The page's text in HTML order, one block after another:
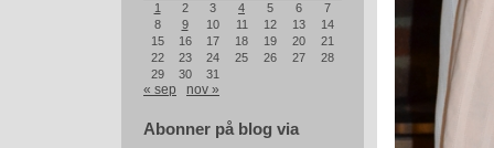
1
2 3 4 5 6
7
8
9 10 11 12 13
14
15
16 17 18 19 20
21
22
23 24 25 26 27
28
29
30 31
« sep nov »
Abonner på blog via